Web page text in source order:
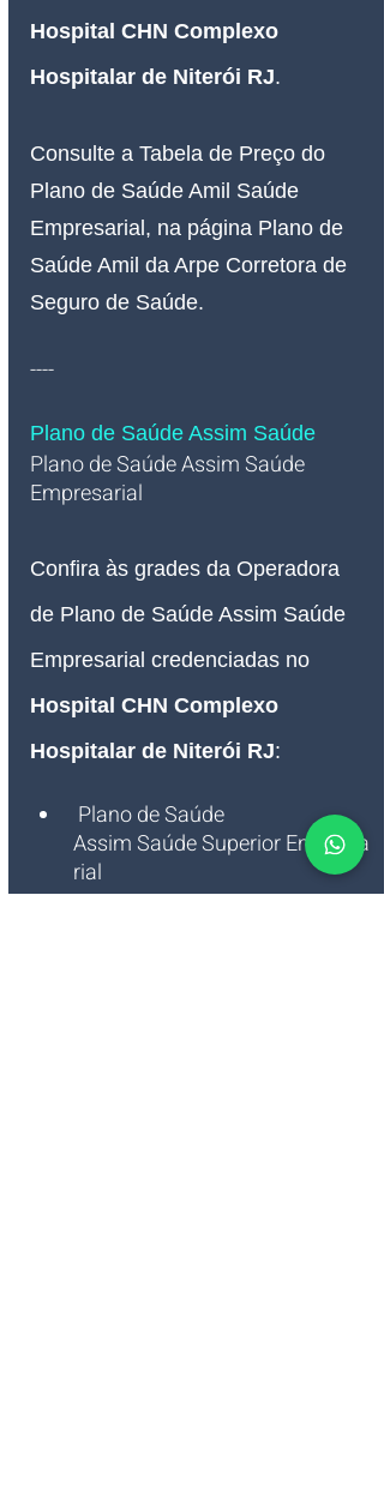
Hospital CHN Complexo
Hospitalar de Niterói RJ.
Consulte a Tabela de Preço do
Plano de Saúde Amil Saúde
Empresarial, na página Plano de
Saúde Amil da Arpe Corretora de
Seguro de Saúde.
----
Plano de Saúde Assim Saúde
Plano de Saúde Assim Saúde
Empresarial
Confira às grades da Operadora
de Plano de Saúde Assim Saúde
Empresarial credenciadas no
Hospital CHN Complexo
Hospitalar de Niterói RJ:
Plano de Saúde
Assim Saúde Superior Empresa
rial